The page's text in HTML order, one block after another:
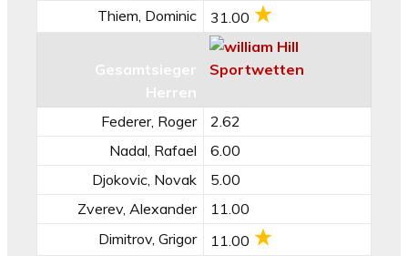
Thiem, Dominic
31.00
Gesamtsieger
Herren
Federer, Roger
2.62
Nadal, Rafael
6.00
Djokovic, Novak
5.00
Zverev, Alexander
11.00
Dimitrov, Grigor
11.00